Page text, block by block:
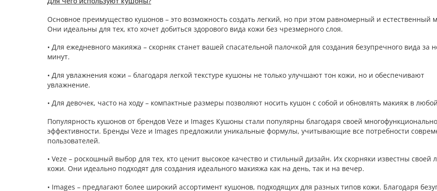
Основное преимущество кушонов – это возможность создать легкий, но при этом равномерный и естественный
Они идеальны для тех, кто хочет добиться здорового вида кожи без чрезмерного слоя.
• Для ежедневного макияжа – скорняк станет вашей спасательной палочкой для создания безупречного вида за
минут.
• Для увлажнения кожи – благодаря легкой текстуре кушоны не только улучшают тон кожи, но и обеспечивают
увлажнение.
• Для девочек, часто на ходу – компактные размеры позволяют носить кушон с собой и обновлять макияж в
Популярность кушонов от брендов Veze и Images Кушоны стали популярны благодаря своей
эффективности. Бренды Veze и Images предложили уникальные формулы, учитывающие все потребности
пользователей.
• Veze – роскошный выбор для тех, кто ценит высокое качество и стильный дизайн. Их скорняки известны своей
кожи. Они идеально подходят для создания идеального макияжа как на день, так и на вечер.
• Images – предлагают более широкий ассортимент кушонов, подходящих для разных типов кожи. Благодаря